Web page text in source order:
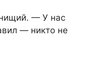
— У нас
— никто не